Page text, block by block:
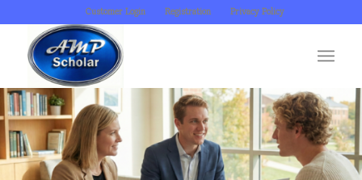
Customer Login Registration Privacy Policy